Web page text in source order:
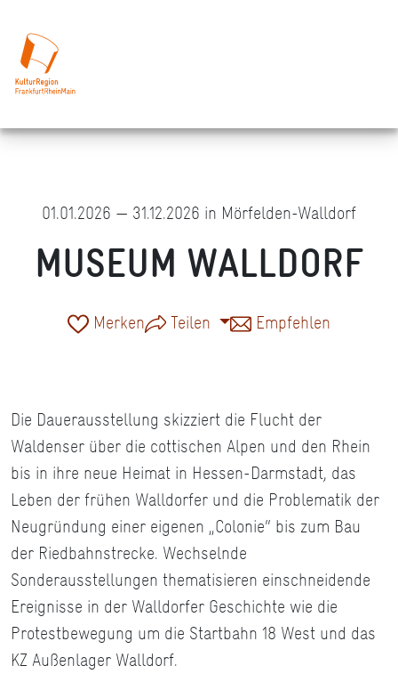
01.01.2026 — 31.12.2026 in Mörfelden-Walldorf
MUSEUM WALLDORF
Merken Teilen Empfehlen
Die Dauerausstellung skizziert die Flucht der
Waldenser über die cottischen Alpen und den Rhein
bis in ihre neue Heimat in Hessen-Darmstadt, das
Leben der frühen Walldorfer und die Problematik der
Neugründung einer eigenen „Colonie“ bis zum Bau
der Riedbahnstrecke. Wechselnde
Sonderausstellungen thematisieren einschneidende
Ereignisse in der Walldorfer Geschichte wie die
Protestbewegung um die Startbahn 18 West und das
KZ Außenlager Walldorf.